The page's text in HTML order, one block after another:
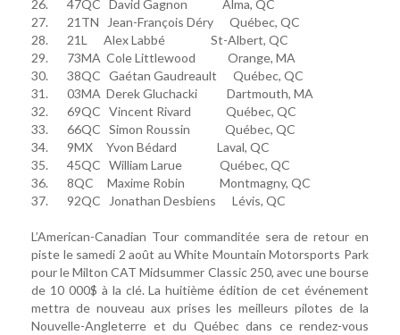
26. 47QC David Gagnon Alma, QC
27. 21TN Jean-François Déry Québec, QC
28. 21L Alex Labbé St-Albert, QC
29. 73MA Cole Littlewood Orange, MA
30. 38QC Gaétan Gaudreault Québec, QC
31. 03MA Derek Gluchacki Dartmouth, MA
32. 69QC Vincent Rivard Québec, QC
33. 66QC Simon Roussin Québec, QC
34. 9MX Yvon Bédard Laval, QC
35. 45QC William Larue Québec, QC
36. 8QC Maxime Robin Montmagny, QC
37. 92QC Jonathan Desbiens Lévis, QC
L’American-Canadian Tour commanditée sera de retour en
piste le samedi 2 août au White Mountain Motorsports Park
pour le Milton CAT Midsummer Classic 250, avec une bourse
de 10 000$ à la clé. La huitième édition de cet événement
mettra de nouveau aux prises les meilleurs pilotes de la
Nouvelle-Angleterre et du Québec dans ce rendez-vous